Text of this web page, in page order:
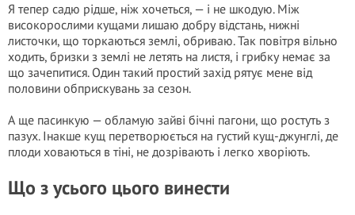
Я тепер садю рідше, ніж хочеться, — і не шкодую. Між
високорослими кущами лишаю добру відстань, нижні
листочки, що торкаються землі, обриваю. Так повітря вільно
ходить, бризки з землі не летять на листя, і грибку немає за
що зачепитися. Один такий простий захід рятує мене від
половини обприскувань за сезон.
А ще пасинкую — обламую зайві бічні пагони, що ростуть з
пазух. Інакше кущ перетворюється на густий кущ-джунглі, де
плоди ховаються в тіні, не дозрівають і легко хворіють.
Що з усього цього винести